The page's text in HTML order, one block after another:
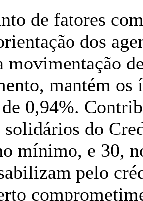
de fatores
dos
movimentação
mantém
0,94%.
solidários do
mínimo, e 30,
pelo